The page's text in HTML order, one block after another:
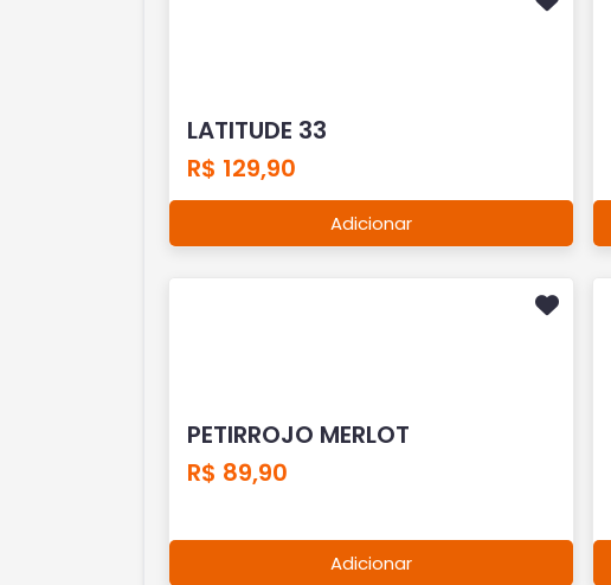
LATITUDE 33
R$ 129,90
Adicionar
PETIRROJO MERLOT
R$ 89,90
Adicionar